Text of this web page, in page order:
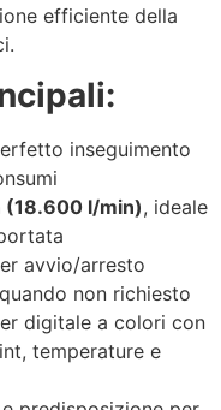
efficiente della
inseguimento
(18.600 l/min), ideale
avvio/arresto
non richiesto
digitale a colori con
temperature e